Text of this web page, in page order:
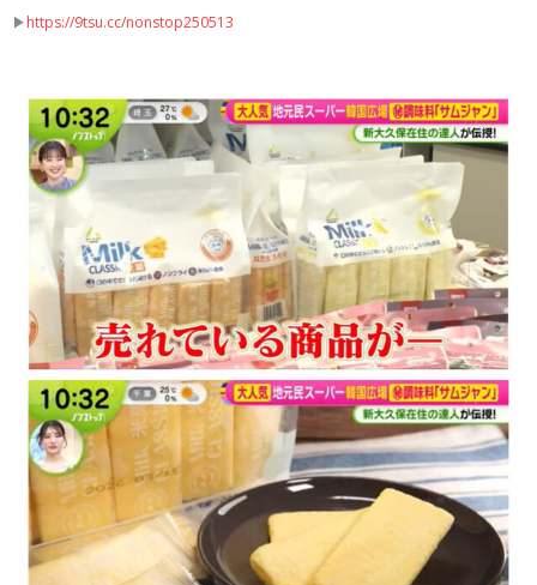
▶︎https://9tsu.cc/nonstop250513